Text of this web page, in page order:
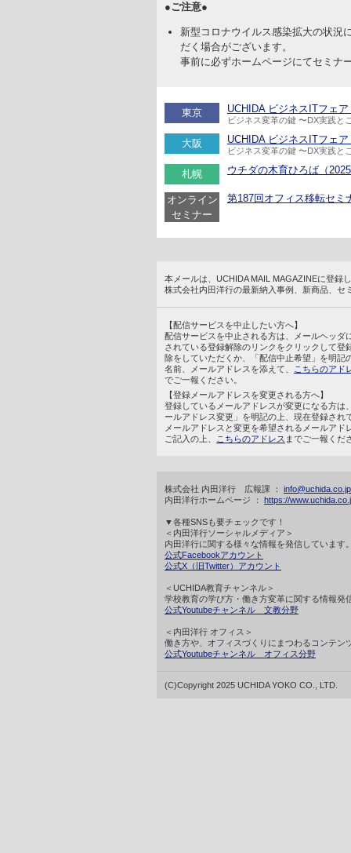
●ご注意●
新型コロナウイルス感染拡大の状況
だく場合がございます。
事前に必ずホームページにてセミナ
東京 UCHIDA ビジネスITフェ
ビジネス変革の鍵 〜DX実践と
大阪 UCHIDA ビジネスITフェ
ビジネス変革の鍵 〜DX実践と
札幌 ウチダの木育ひろば（
オンライン
セミナー
第187回オフィス移転セミ
本メールは、UCHIDA MAIL MAGAZINEに登録
株式会社内田洋行の最新納入事例、新商品、
【配信サービスを中止したい方へ】
配信サービスを中止される方は、メールヘッダ
されている登録解除のリンクをクリックして登
除をしていただくか、「配信中止希望」を明記
名前、メールアドレスを添えて、
こちらのアド
でご一報ください。
【登録メールアドレスを変更される方へ】
登録しているメールアドレスが変更になる方は
ールアドレス変更」を明記の上、現在登録され
メールアドレスと変更を希望されるメールアド
ご記入の上、
こちらのアドレス までご一報くだ
株式会社 内田洋行 広報課 ： info@uchida.co.jp
内田洋行ホームページ ： https://
▼各種SNSも要チェックです！
＜内田洋行ソーシャルメディア＞
内田洋行に関する様々な情報を発信しています
公式Facebookアカウント
公式X（旧Twitter）アカウント
＜UCHIDA教育チャンネル＞
学校教育の学び方・働き方変革に関する情報発
公式Youtubeチャンネル 文教分野
＜内田洋行 オフィス＞
働き方や、オフィスづくりにまつわるコンテン
公式Youtubeチャンネル オフィス分野
(C)Copyright 2025 UCHIDA YOKO CO., LTD.